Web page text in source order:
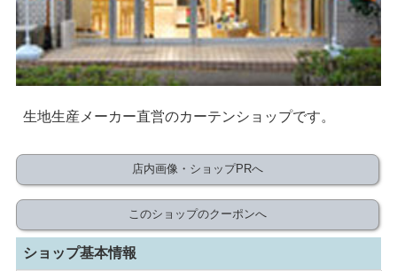
生地生産メーカー直営のカーテンショップです。
店内画像・ショップPRへ
このショップのクーポンへ
ショップ基本情報